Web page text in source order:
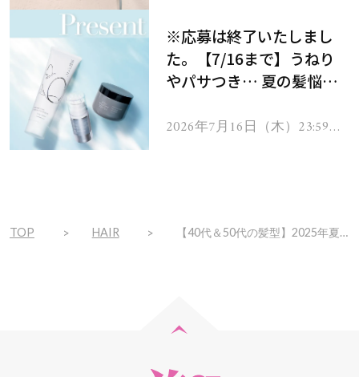
※応募は終了いたしまし
た。【7/16まで】うねり
やパサつき… 夏の髪悩み
ムを13名様にプレゼン
2026年7月16日（木）23:59ま
TOP HAIR 【40代＆50代の髪型】2025年夏最新おすすめヘア「華やかくびれミディ」